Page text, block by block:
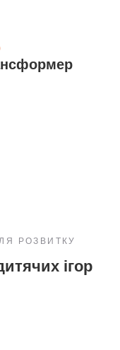
РОЗВИТКУ
ігор